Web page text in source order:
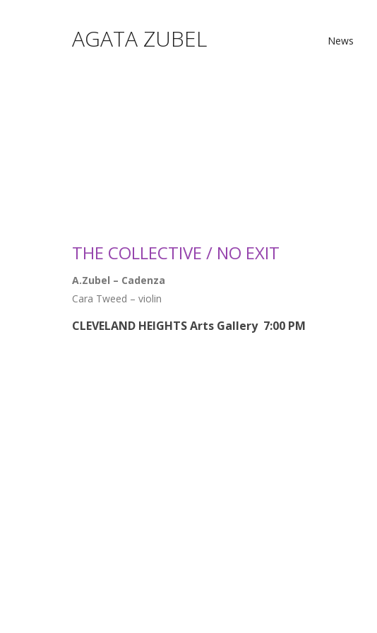
AGATA ZUBEL News
THE COLLECTIVE / NO EXIT
A.Zubel – Cadenza
Cara Tweed – violin
CLEVELAND HEIGHTS Arts Gallery 7:00 PM